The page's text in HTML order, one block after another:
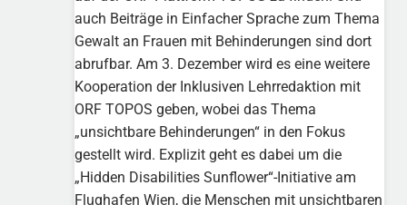
auch Beiträge in Einfacher Sprache zum Thema
Gewalt an Frauen mit Behinderungen sind dort
abrufbar. Am 3. Dezember wird es eine weitere
Kooperation der Inklusiven Lehrredaktion mit
ORF TOPOS geben, wobei das Thema
„unsichtbare Behinderungen“ in den Fokus
gestellt wird. Explizit geht es dabei um die
„Hidden Disabilities Sunflower“-Initiative am
Flughafen Wien, die Menschen mit unsichtbaren